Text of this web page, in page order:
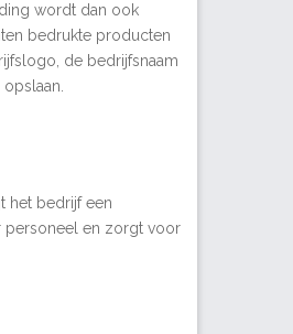
wordt dan ook
bedrukte producten
de bedrijfsnaam
het bedrijf een
personeel en zorgt voor